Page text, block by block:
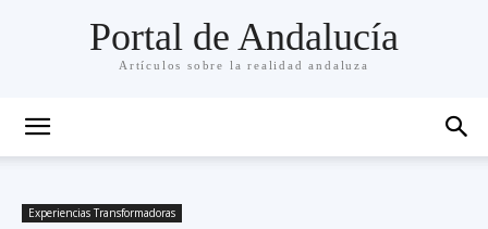
Portal de Andalucía
Artículos sobre la realidad andaluza
Experiencias Transformadoras